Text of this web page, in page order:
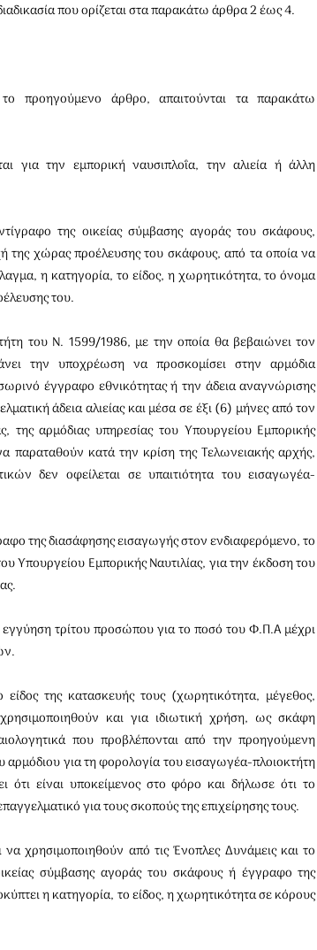
που ορίζεται στα παρακάτω άρθρα 2 έως 4.
προηγούμενο άρθρο, απαιτούνται τα παρακάτω
για την εμπορική ναυσιπλοΐα, την αλιεία ή άλλη
της οικείας σύμβασης αγοράς του σκά­φους,
της χώρας προέλευσης του σκάφους, από τα οποία να
η κατηγορία, το είδος, η χωρητικότητα, το όνομα
του.
του Ν. 1599/1986, με την οποία θα βεβαιώνει τον
την υποχρέωση να προσκομίσει στην αρμόδια
έγγραφο εθνικότητας ή την άδεια α­ναγνώρισης
άδεια αλιείας και μέσα σε έξι (6) μήνες από τον
της αρμόδιας υπηρεσίας του Υπουργείου Εμπορικής
παραταθούν κατά την κρίση της Τελωνειακής αρχής,
δεν οφείλεται σε υπαιτιότητα του εισαγωγέα-
της διασάφησης εισαγωγής στον ενδια­φερόμενο, το
Υπουργείου Εμπορικής Ναυτιλίας, για την έκδοση του
τρίτου προσώπου για το ποσό του Φ.Π.Α μέχρι
της κατασκευής τους (χωρητικότητα, μέγε­θος,
και για ιδιωτική χρήση, ως σκάφη
που προβλέπονται από την προηγούμενη
για τη φορολογία του εισαγωγέα-πλοιοκτήτη
είναι υποκείμενος στο φόρο και δήλωσε ότι το
για τους σκοπούς της επιχείρησης τους.
χρησιμοποιηθούν από τις Ένοπλες Δυνάμεις και το
σύμβασης αγοράς του σκάφους ή έγγραφο της
η κατηγορία, το είδος, η χωρητικότητα σε κόρους